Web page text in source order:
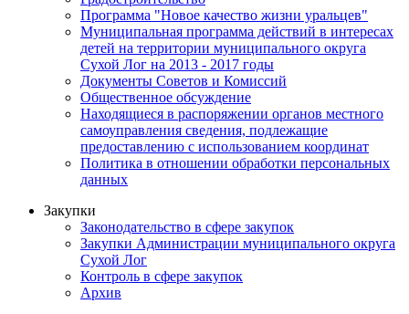
Программа "Новое качество жизни уральцев"
Муниципальная программа действий в интересах
детей на территории муниципального округа
Сухой Лог на 2013 - 2017 годы
Документы Советов и Комиссий
Общественное обсуждение
Находящиеся в распоряжении органов местного
самоуправления сведения, подлежащие
предоставлению с использованием координат
Политика в отношении обработки персональных
данных
Закупки
Законодательство в сфере закупок
Закупки Администрации муниципального округа
Сухой Лог
Контроль в сфере закупок
Архив